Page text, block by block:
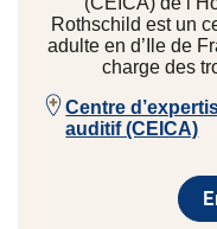
Rothschild est un
adulte en d’Ile de
charge des
Centre
auditif (CEICA)